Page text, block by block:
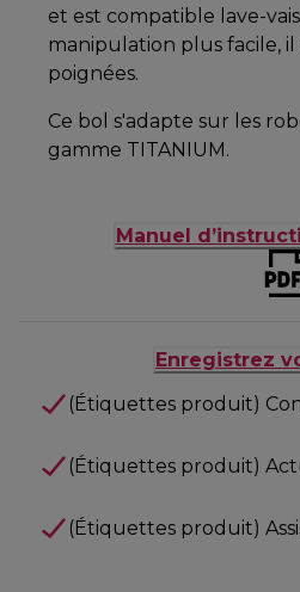
et est compatible lave-
manipulation plus facile,
poignées.
Ce bol s'adapte sur les
gamme TITANIUM.
Manuel
Enregistrez
(Étiquettes produit)
(Étiquettes produit)
(Étiquettes produit)